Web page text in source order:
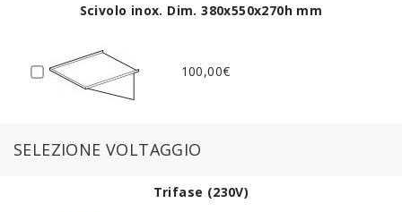
Scivolo inox. Dim. 380x550x270h mm
100,00€
SELEZIONE VOLTAGGIO
Trifase (230V)